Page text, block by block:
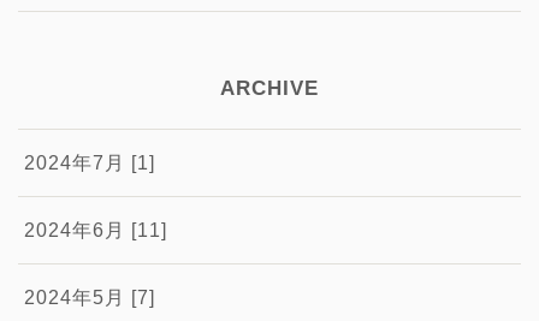
ARCHIVE
2024年7月 [1]
2024年6月 [11]
2024年5月 [7]